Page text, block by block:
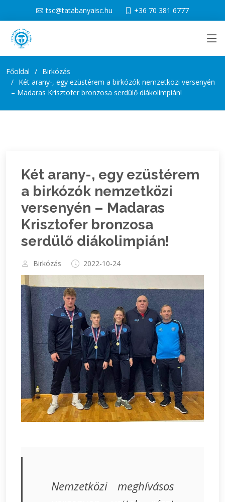
tsc@tatabanyaisc.hu +36 70 381 6777
Főoldal
Birkózás
Két arany-, egy ezüstérem a birkózók nemzetközi versenyén
– Madaras Krisztofer bronzosa serdülő diákolimpián!
Két arany-, egy ezüstérem
a birkózók nemzetközi
versenyén – Madaras
Krisztofer bronzosa
serdülő diákolimpián!
Birkózás 2022-10-24
Nemzetközi meghívásos